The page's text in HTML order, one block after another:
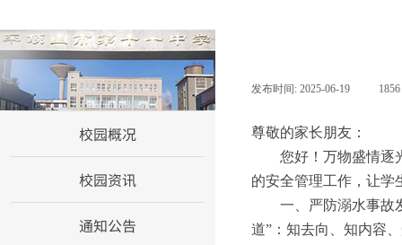
网站首页
校园概况
校园资讯
通知公告
发布时间: 2025-06-19 1856
尊敬的家长朋友：
您好！万物盛情逐
的安全管理工作，让学
一、严防溺水事故
道”：知去向、知内容